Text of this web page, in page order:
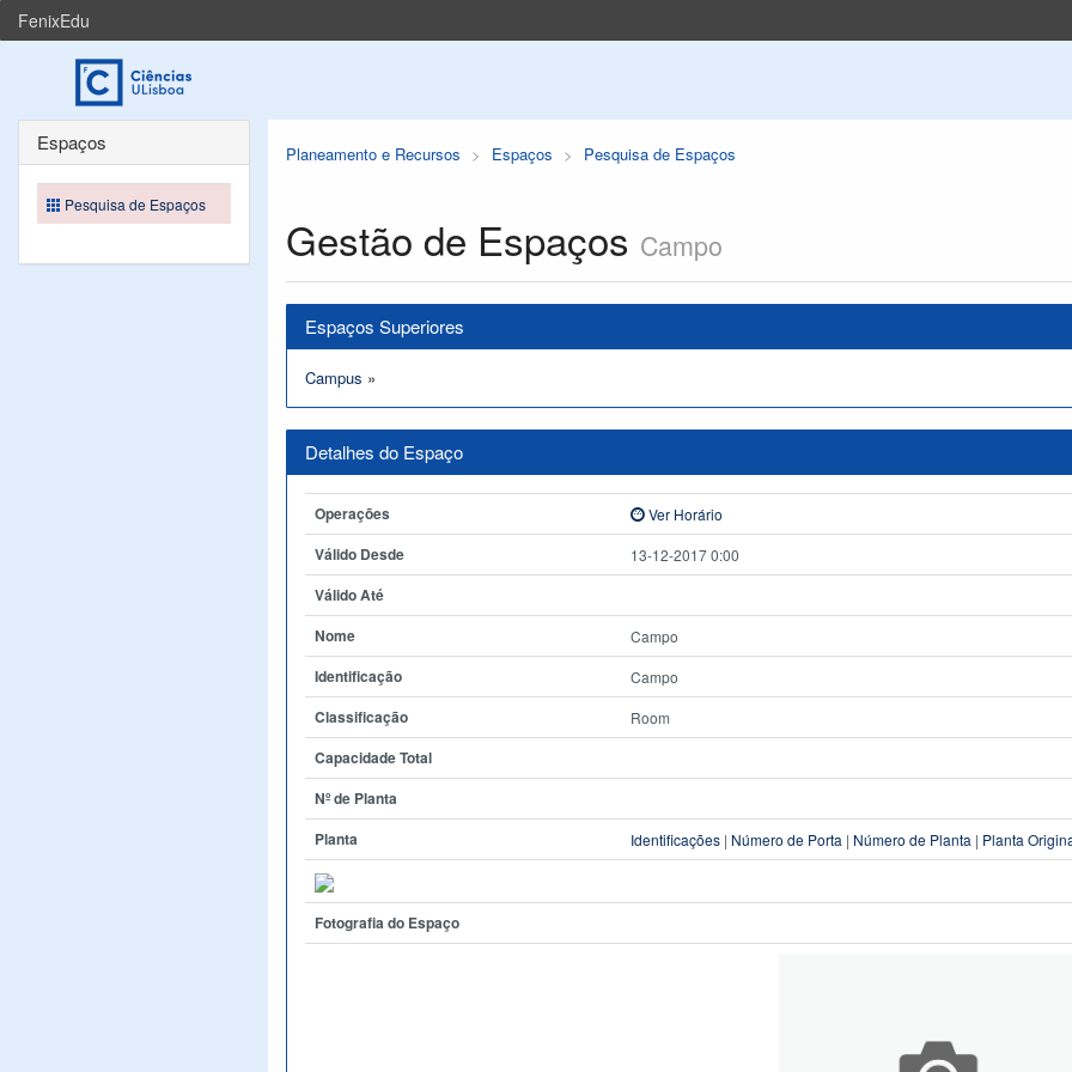
FenixEdu
Planeamento e Recursos Espaços Pesquisa de Espaços
Gestão de Espaços Campo
Espaços Superiores
Campus »
Detalhes do Espaço
Operações Ver Horário
Válido Desde 13-12-2017 0:00
Válido Até
Nome
Campo
Identificação Campo
Classificação Room
Capacidade Total
Nº de Planta
Planta
Identificações | Número de Porta | Número de Planta | Planta
Fotografia do Espaço
Espaços
Pesquisa de Espaços